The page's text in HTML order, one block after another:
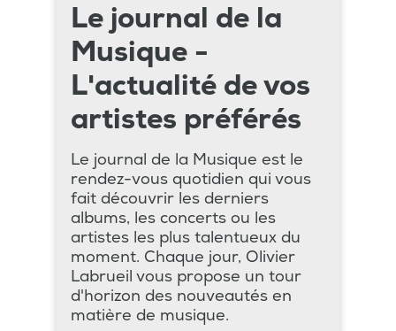
Le journal de la
Musique -
L'actualité de vos
artistes préférés
Le journal de la Musique est le
rendez-vous quotidien qui vous
fait découvrir les derniers
albums, les concerts ou les
artistes les plus talentueux du
moment. Chaque jour, Olivier
Labrueil vous propose un tour
d'horizon des nouveautés en
matière de musique.